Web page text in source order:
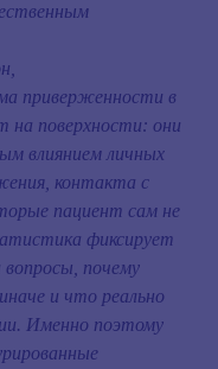
приверженности в
поверхности: они
влиянием личных
контакта с
пациент сам не
фиксирует
почему
и что реально
Именно поэтому